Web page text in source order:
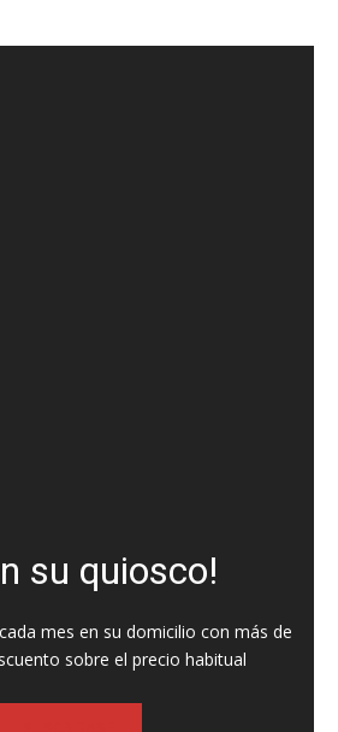
su quiosco!
mes en su domicilio con más de
sobre el precio habitual